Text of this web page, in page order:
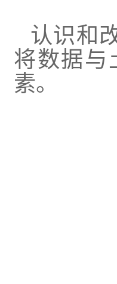
认识和
将数据与
素。